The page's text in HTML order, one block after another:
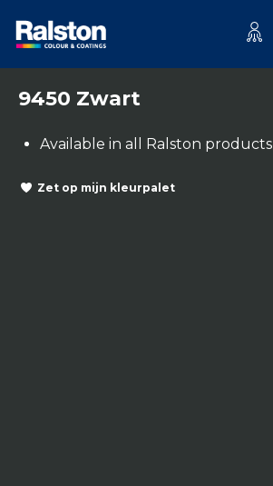
9450 Zwart
Available in all Ralston products
Zet op mijn kleurpalet